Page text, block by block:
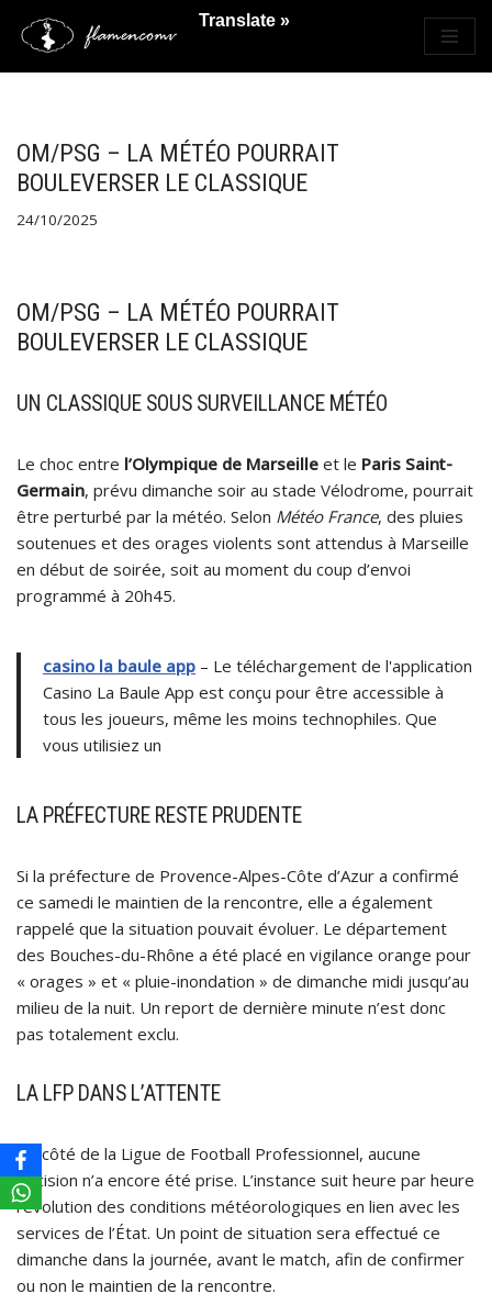
Saltar
OM/PSG – LA MÉTÉO POURRAIT
BOULEVERSER LE CLASSIQUE
24/10/2025
OM/PSG – LA MÉTÉO POURRAIT
BOULEVERSER LE CLASSIQUE
UN CLASSIQUE SOUS SURVEILLANCE MÉTÉO
Le choc entre l’Olympique de Marseille et le Paris Saint-
Germain, prévu dimanche soir au stade Vélodrome, pourrait
être perturbé par la météo. Selon Météo France, des pluies
soutenues et des orages violents sont attendus à Marseille
en début de soirée, soit au moment du coup d’envoi
programmé à 20h45.
casino la baule app – Le téléchargement de l'application
Casino La Baule App est conçu pour être accessible à
tous les joueurs, même les moins technophiles. Que
vous utilisiez un
LA PRÉFECTURE RESTE PRUDENTE
Si la préfecture de Provence-Alpes-Côte d’Azur a confirmé
ce samedi le maintien de la rencontre, elle a également
rappelé que la situation pouvait évoluer. Le département
des Bouches-du-Rhône a été placé en vigilance orange pour
« orages » et « pluie-inondation » de dimanche midi jusqu’au
milieu de la nuit. Un report de dernière minute n’est donc
pas totalement exclu.
LA LFP DANS L’ATTENTE
Du côté de la Ligue de Football Professionnel, aucune
décision n’a encore été prise. L’instance suit heure par heure
l’évolution des conditions météorologiques en lien avec les
services de l’État. Un point de situation sera effectué ce
dimanche dans la journée, avant le match, afin de confirmer
ou non le maintien de la rencontre.
Translate »